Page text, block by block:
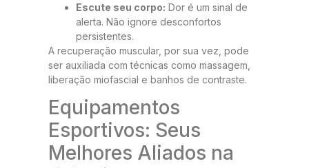
Escute seu corpo: Dor é um sinal de
alerta. Não ignore desconfortos
persistentes.
A recuperação muscular, por sua vez, pode
ser auxiliada com técnicas como massagem,
liberação miofascial e banhos de contraste.
Equipamentos
Esportivos: Seus
Melhores Aliados na